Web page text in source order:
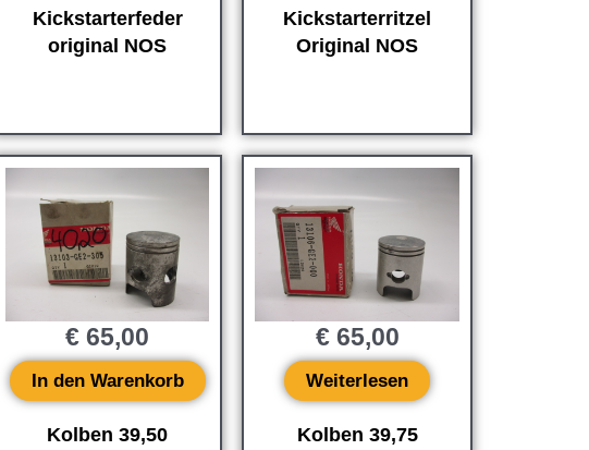
Kickstarterfeder
original NOS
Kickstarterritzel
Original NOS
Kolben 39,50
€ 65,00
In den Warenkorb
Kolben 39,75
€65,00
Weiterlesen